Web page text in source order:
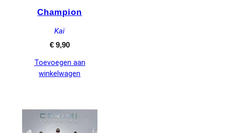
Champion
Kaï
€9,90
Toevoegen aan
winkelwagen